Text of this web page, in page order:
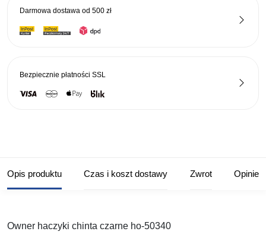
Darmowa dostawa od 500 zł
Bezpiecznie płatności SSL
Opis produktu Czas i koszt dostawy Zwrot Opinie
Owner haczyki chinta czarne ho-50340